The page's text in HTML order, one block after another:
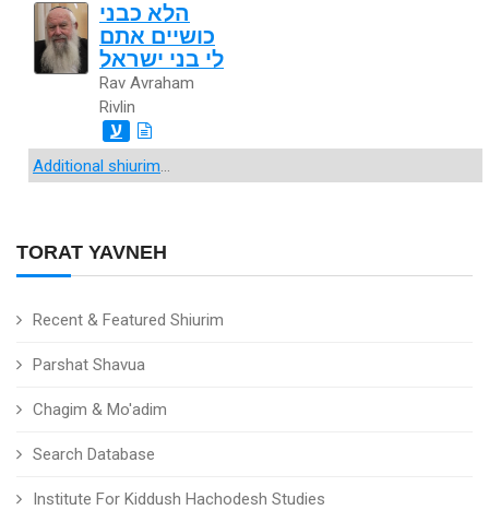
TORAT YAVNEH
Recent & Featured Shiurim
Parshat Shavua
Chagim & Mo'adim
Search Database
Institute For Kiddush Hachodesh Studies
הלא כבני
כושיים אתם
לי בני ישראל
Rav Avraham
Rivlin
ע
Additional shiurim...